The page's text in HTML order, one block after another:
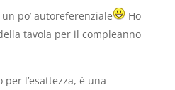
po’ autoreferenziale
Ho
tavola per il compleanno
l’esattezza, è una